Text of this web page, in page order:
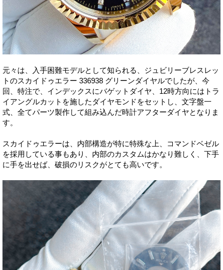
元々は、入手困難モデルとして知られる、ジュビリーブレスレッ
トのスカイドゥエラー 336938 グリーンダイヤルでしたが、今
回、特注で、インデックスにバゲットダイヤ、12時方向にはトラ
イアングルカットを施したダイヤモンドをセットし、文字盤一
式、全てパーツ製作して組み込んだ時計アフターダイヤとなりま
す。
スカイドゥエラーは、内部構造が特に特殊な上、コマンドベゼル
を採用している事もあり、内部のカスタムはかなり難しく、下手
に手を出せば、破損のリスクがとても高いです。